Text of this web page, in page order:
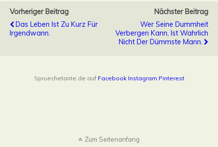
Vorheriger Beitrag
Das Leben Ist Zu Kurz Für
Irgendwann.
Nächster Beitrag
Wer Seine Dummheit
Verbergen Kann, Ist Wahrlich
Nicht Der Dümmste Mann.
Spruechetante.de auf Facebook Instagram Pinterest
Zum Seitenanfang